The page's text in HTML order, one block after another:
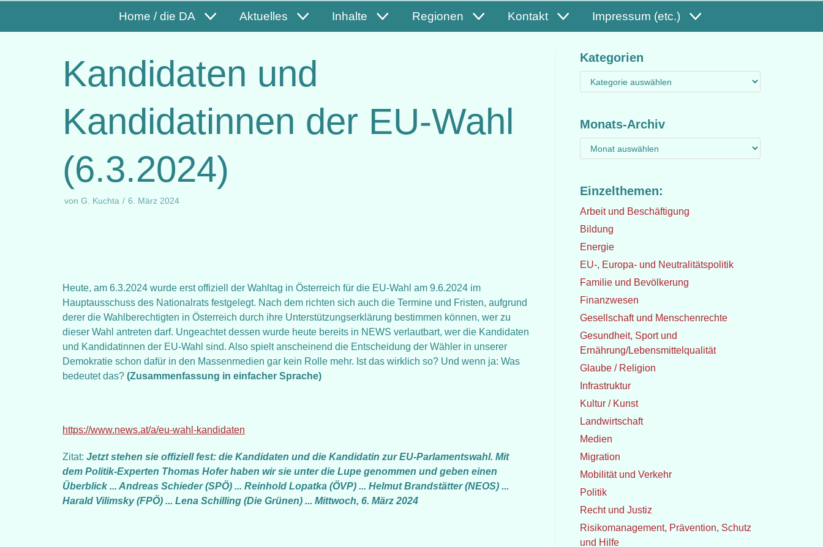
Home / die DA Aktuelles Inhalte Regionen Kontakt Impressum (etc.)
Kandidaten und
Kandidatinnen der EU-Wahl
(6.3.2024)
von G. Kuchta 6. März 2024
Heute, am 6.3.2024 wurde erst offiziell der Wahltag in Österreich für die EU-Wahl am 9.6.2024 im
Hauptausschuss des Nationalrats festgelegt. Nach dem richten sich auch die Termine und Fristen, aufgrund
derer die Wahlberechtigten in Österreich durch ihre Unterstützungserklärung bestimmen können, wer zu
dieser Wahl antreten darf. Ungeachtet dessen wurde heute bereits in NEWS verlautbart, wer die Kandidaten
und Kandidatinnen der EU-Wahl sind. Also spielt anscheinend die Entscheidung der Wähler in unserer
Demokratie schon dafür in den Massenmedien gar kein Rolle mehr. Ist das wirklich so? Und wenn ja: Was
bedeutet das? (Zusammenfassung in einfacher Sprache)
https://www.news.at/a/eu-wahl-kandidaten
Zitat: Jetzt stehen sie offiziell fest: die Kandidaten und die Kandidatin zur EU-Parlamentswahl. Mit
dem Politik-Experten Thomas Hofer haben wir sie unter die Lupe genommen und geben einen
Überblick ... Andreas Schieder (SPÖ) ... Reinhold Lopatka (ÖVP) ... Helmut Brandstätter (NEOS) ...
Harald Vilimsky (FPÖ) ... Lena Schilling (Die Grünen) ... Mittwoch, 6. März 2024
Kategorien
Monats-Archiv
Einzelthemen:
Arbeit und Beschäftigung
Bildung
Energie
EU-, Europa- und Neutralitätspolitik
Familie und Bevölkerung
Finanzwesen
Gesellschaft und Menschenrechte
Gesundheit, Sport und
Ernährung/Lebensmittelqualität
Glaube / Religion
Infrastruktur
Kultur / Kunst
Landwirtschaft
Medien
Migration
Mobilität und Verkehr
Politik
Recht und Justiz
Risikomanagement, Prävention, Schutz
und Hilfe